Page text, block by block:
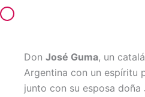
Don José Guma, un
Argentina con un espíritu
junto con su esposa